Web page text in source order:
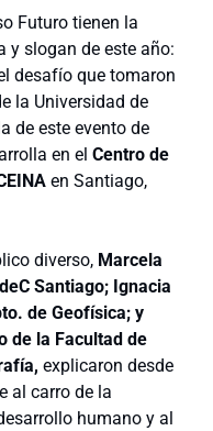
Futuro tienen la
y slogan de este año:
desafío que tomaron
la Universidad de
de este evento de
en el Centro de
en Santiago,
diverso, Marcela
Santiago; Ignacia
de Geofísica; y
de la Facultad de
explicaron desde
al carro de la
humano y al